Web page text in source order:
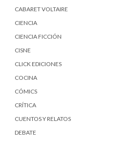
CABARET VOLTAIRE
CIENCIA
CIENCIA FICCIÓN
CISNE
CLICK EDICIONES
COCINA
CÓMICS
CRÍTICA
CUENTOS Y RELATOS
DEBATE